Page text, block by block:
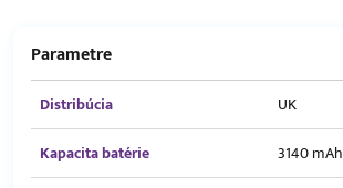
Parametre
Distribúcia
UK
Kapacita batérie
3140 mAh